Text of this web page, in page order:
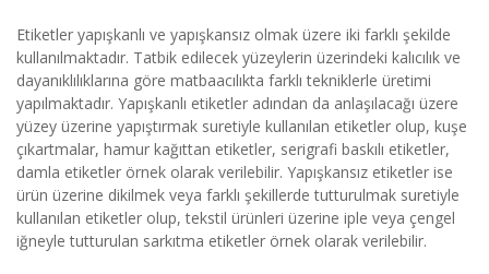
Etiketler yapışkanlı ve yapışkansız olmak üzere iki farklı şekilde
kullanılmaktadır. Tatbik edilecek yüzeylerin üzerindeki kalıcılık ve
dayanıklılıklarına göre matbaacılıkta farklı tekniklerle üretimi
yapılmaktadır. Yapışkanlı etiketler adından da anlaşılacağı üzere
yüzey üzerine yapıştırmak suretiyle kullanılan etiketler olup, kuşe
çıkartmalar, hamur kağıttan etiketler, serigrafi baskılı etiketler,
damla etiketler örnek olarak verilebilir. Yapışkansız etiketler ise
ürün üzerine dikilmek veya farklı şekillerde tutturulmak suretiyle
kullanılan etiketler olup, tekstil ürünleri üzerine iple veya çengel
iğneyle tutturulan sarkıtma etiketler örnek olarak verilebilir.